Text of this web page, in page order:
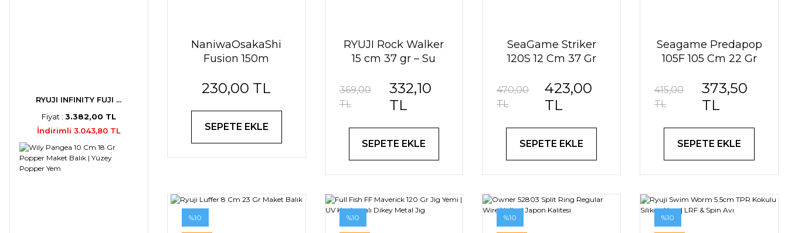
RYUJI INFINITY FUJI ...
Fiyat : 3.382,00 TL
İndirimli 3.043,80 TL
NaniwaOsakaShi
Fusion 150m
Kaplama Misina
230,00 TL
SEPETE EKLE
RYUJI Rock Walker
15 cm 37 gr – Su
Lüfer Maket Yem
369,00
TL
332,10
TL
SEPETE EKLE
SeaGame Striker
120S 12 Cm 37 Gr
Uzun Atış Spin
Sahte Balık
470,00
TL
423,00
TL
SEPETE EKLE
Seagame Predapop
105F 105 Cm 22 Gr
415,00
TL
373,50
TL
SEPETE EKLE
%10 %10 %10 %10